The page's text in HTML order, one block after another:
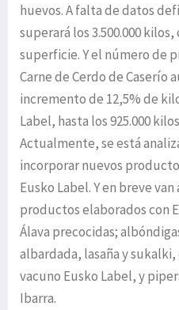
huevos. A falta de datos
superará los 3.500.000
superficie. Y el número de
Carne de Cerdo de Caserío
incremento de 12,5% de
Label, hasta los 925.000
Actualmente, se está
incorporar nuevos
Eusko Label. Y en breve
productos elaborados con
Álava precocidas;
albardada, lasaña y
vacuno Eusko Label, y
Ibarra.